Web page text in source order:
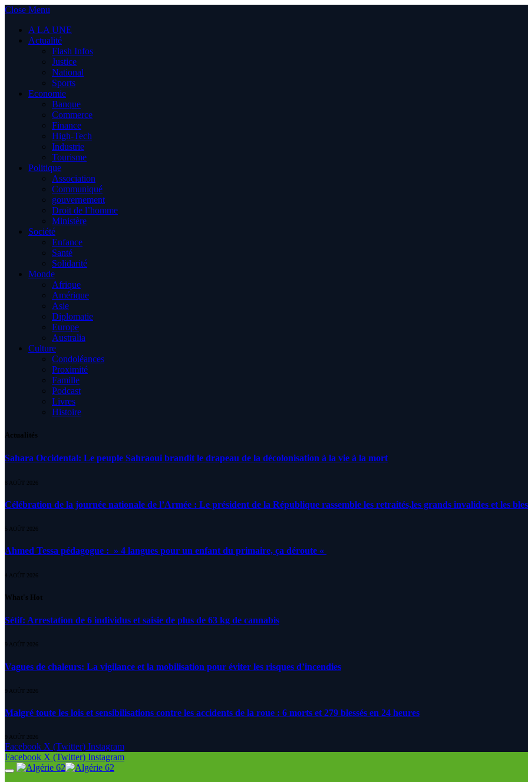
Close Menu
A LA UNE
Actualité
Flash Infos
Justice
National
Sports
Economie
Banque
Commerce
Finance
High-Tech
Industrie
Tourisme
Politique
Association
Communiqué
gouvernement
Droit de l’homme
Ministère
Société
Enfance
Santé
Solidarité
Monde
Afrique
Amérique
Asie
Diplomatie
Europe
Australia
Culture
Condoléances
Proximité
Famille
Podcast
Livres
Histoire
Actualités
Sahara Occidental: Le peuple Sahraoui brandit le drapeau de la décolonisation à la vie à la mort
8 AOÛT 2026
Célébration de la journée nationale de l’Armée : Le président de la République rassemble les retraités,les grands invalides et les
5 AOÛT 2026
Ahmed Tessa pédagogue : » 4 langues pour un enfant du primaire, ça déroute «
4 AOÛT 2026
What's Hot
Sétif: Arrestation de 6 individus et saisie de plus de 63 kg de cannabis
9 AOÛT 2026
Vagues de chaleurs: La vigilance et la mobilisation pour éviter les risques d’incendies
9 AOÛT 2026
Malgré toute les lois et sensibilisations contre les accidents de la roue : 6 morts et 279 blessés en 24 heures
9 AOÛT 2026
Facebook X (Twitter) Instagram
Facebook X (Twitter) Instagram